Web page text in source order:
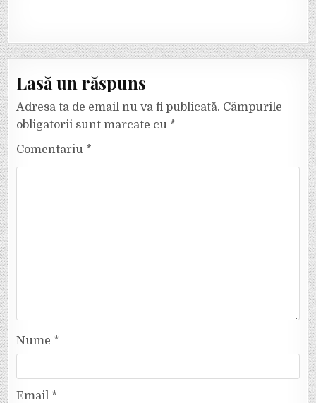
Lasă un răspuns
Adresa ta de email nu va fi publicată. Câmpurile
obligatorii sunt marcate cu *
Comentariu *
Nume *
Email *